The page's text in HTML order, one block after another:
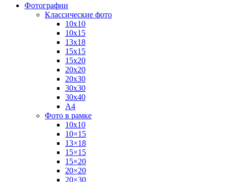
Фотографии
Классические фото
10х10
10х15
13х18
15х15
15х20
20х20
20х30
30х30
30х40
А4
Фото в рамке
10х10
10×15
13×18
15×15
15×20
20×20
20×30